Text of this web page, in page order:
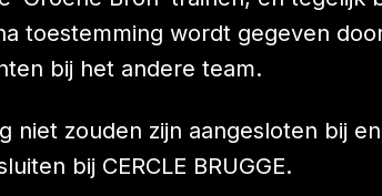
toestemming wordt gegeven
bij het andere team.
niet zouden zijn aangesloten bij
bij CERCLE BRUGGE.